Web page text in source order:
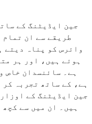
جین ایڈیٹنگ کے
طریقے سے ان
وائرس کو پناہ دیتے
ہوئے ہیں، اور ہر
ہے۔ سائنسدان خاص
ہے، کے ساتھ تجربہ
جین ایڈیٹنگ کے
ہیں۔ ان میں سے